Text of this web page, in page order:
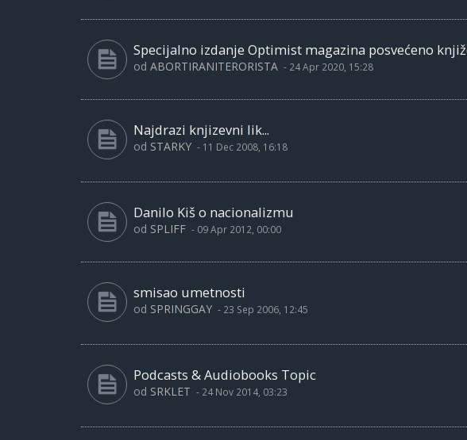
Specijalno izdanje Optimist magazina posvećeno
od ABORTIRANITERORISTA - 24 Apr 2020, 15:28
Najdrazi knjizevni lik...
od STARKY - 11 Dec 2008, 16:18
Danilo Kiš o nacionalizmu
od SPLIFF - 09 Apr 2012, 00:00
smisao umetnosti
od SPRINGGAY - 23 Sep 2006, 12:45
Podcasts & Audiobooks Topic
od SRKLET - 24 Nov 2014, 03:23